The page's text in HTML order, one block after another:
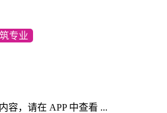
专业
容，请在 APP 中查看 ...